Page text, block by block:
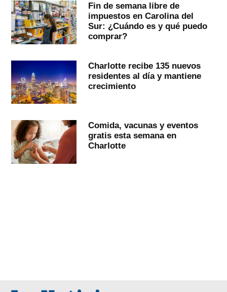
Fin de semana libre de
impuestos en Carolina del
Sur: ¿Cuándo es y qué puedo
comprar?
Charlotte recibe 135 nuevos
residentes al día y mantiene
crecimiento
Comida, vacunas y eventos
gratis esta semana en
Charlotte